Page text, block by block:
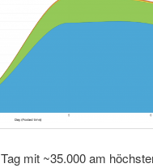
mit ~35.000 am